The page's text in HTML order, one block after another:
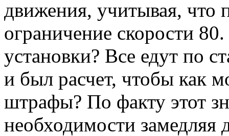
движения, учитывая, что
ограничение скорости
установки? Все едут по
и был расчет, чтобы как
штрафы? По факту этот
необходимости замедляя